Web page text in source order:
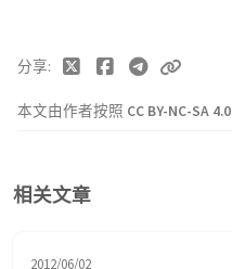
本文由作者按照 CC BY-NC-SA 4.0
分享
相关文章
2012/06/02